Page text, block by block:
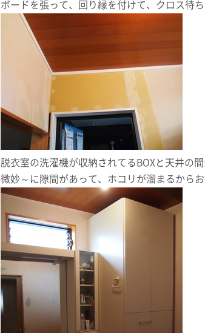
ボードを張って、回り縁を付けて、クロス待
脱衣室の洗濯機が収納されてるBOXと天井の
微妙～に隙間があって、ホコリが溜まるからお